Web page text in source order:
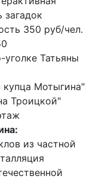
350 руб/чел.
Татьяны
купца Мотыгина"
Троицкой"
из частной